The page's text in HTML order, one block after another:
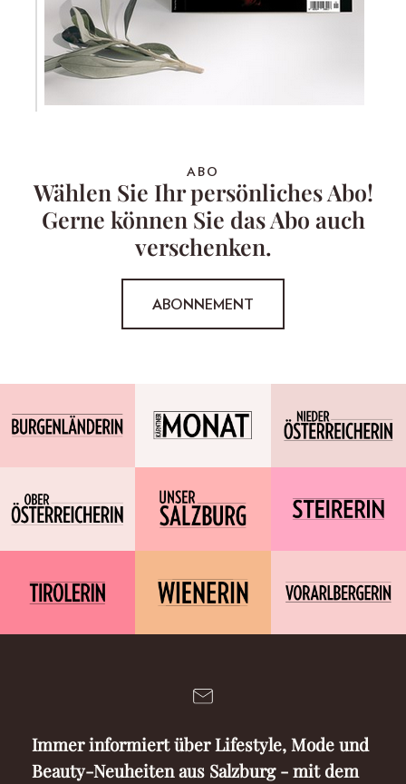
ABO
Wählen Sie Ihr persönliches Abo!
Gerne können Sie das Abo auch
verschenken.
ABONNEMENT
Immer informiert über Lifestyle, Mode und
Beauty-Neuheiten aus Salzburg - mit dem